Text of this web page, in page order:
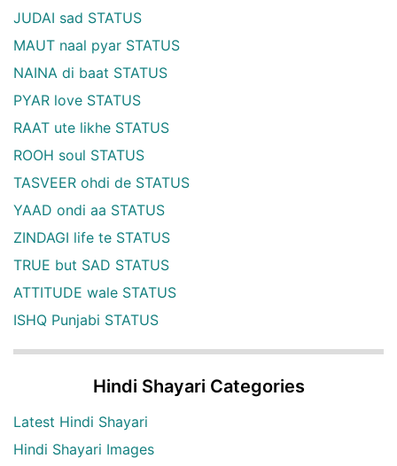
JUDAI sad STATUS
MAUT naal pyar STATUS
NAINA di baat STATUS
PYAR love STATUS
RAAT ute likhe STATUS
ROOH soul STATUS
TASVEER ohdi de STATUS
YAAD ondi aa STATUS
ZINDAGI life te STATUS
TRUE but SAD STATUS
ATTITUDE wale STATUS
ISHQ Punjabi STATUS
Hindi Shayari Categories
Latest Hindi Shayari
Hindi Shayari Images